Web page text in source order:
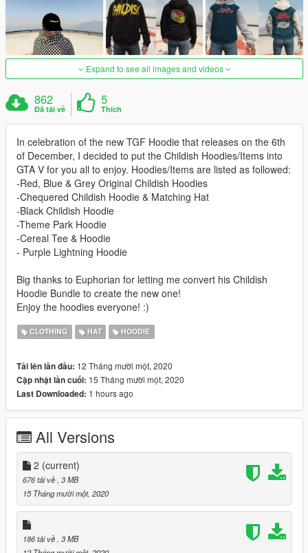
Expand to see all images and videos
862
Đã tải về
5
Thích
In celebration of the new TGF Hoodie that releases on the 6th
of December, I decided to put the Childish Hoodies/Items into
GTA V for you all to enjoy. Hoodies/Items are listed as followed:
-Red, Blue & Grey Original Childish Hoodies
-Chequered Childish Hoodie & Matching Hat
-Black Childish Hoodie
-Theme Park Hoodie
-Cereal Tee & Hoodie
- Purple Lightning Hoodie
Big thanks to Euphorian for letting me convert his Childish
Hoodie Bundle to create the new one!
Enjoy the hoodies everyone! :)
CLOTHING HAT HOODIE
Tải lên lần đầu: 12 Tháng mười một, 2020
Cập nhật lần cuối: 15 Tháng mười một, 2020
Last Downloaded: 1 hours ago
All Versions
2 (current)
676 tải về , 3 MB
15 Tháng mười một, 2020
186 tải về , 3 MB